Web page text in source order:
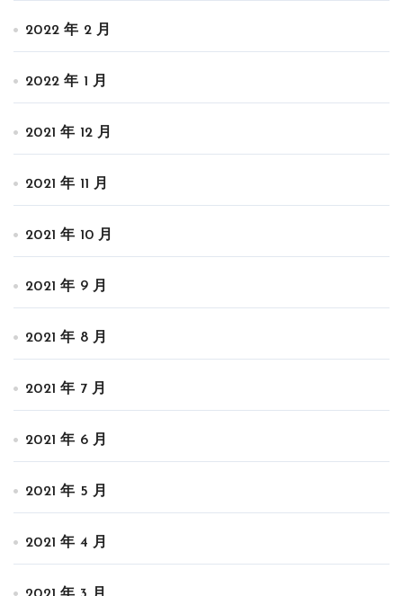
2022 年 2 月
2022 年 1 月
2021 年 12 月
2021 年 11 月
2021 年 10 月
2021 年 9 月
2021 年 8 月
2021 年 7 月
2021 年 6 月
2021 年 5 月
2021 年 4 月